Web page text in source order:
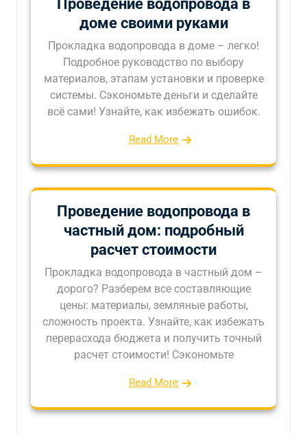
Проведение водопровода в
доме своими руками
Прокладка водопровода в доме – легко!
Подробное руководство по выбору
материалов, этапам установки и проверке
системы. Сэкономьте деньги и сделайте
всё сами! Узнайте, как избежать ошибок.
Read More
Проведение водопровода в
частный дом: подробный
расчет стоимости
Прокладка водопровода в частный дом –
дорого? Разберем все составляющие
цены: материалы, земляные работы,
сложность проекта. Узнайте, как избежать
перерасхода бюджета и получить точный
расчет стоимости! Сэкономьте
Read More